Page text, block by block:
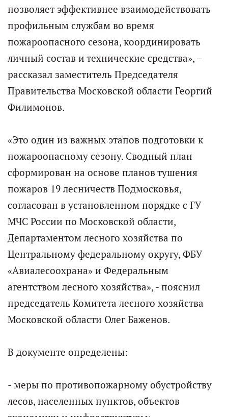
позволяет эффективнее взаимодействовать
профильным службам во время
пожароопасного сезона, координировать
личный состав и технические средства», –
рассказал заместитель Председателя
Правительства Московской области Георгий
Филимонов.
«Это один из важных этапов подготовки к
пожароопасному сезону. Сводный план
сформирован на основе планов тушения
пожаров 19 лесничеств Подмосковья,
согласован в установленном порядке с ГУ
МЧС России по Московской области,
Департаментом лесного хозяйства по
Центральному федеральному округу, ФБУ
«Авиалесоохрана» и Федеральным
агентством лесного хозяйства», - пояснил
председатель Комитета лесного хозяйства
Московской области Олег Баженов.
В документе определены:
- меры по противопожарному обустройству
лесов, населенных пунктов, объектов